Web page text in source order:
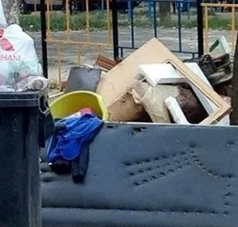
Концентрация Власти В
Си Цзиньпина: Мир Не Обмануть
Вулкана На Юге Исландии:
Положение И Эвакуация